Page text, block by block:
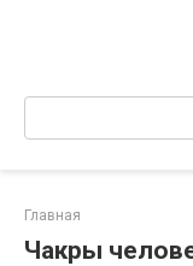
Главная
Чакры